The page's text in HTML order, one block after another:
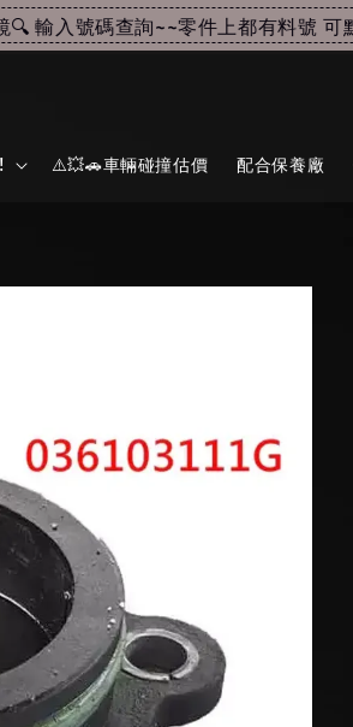
輸入號碼查詢~~零件上都有料號 可點
⚠️💥🚗車輛碰撞估價 配合保養廠